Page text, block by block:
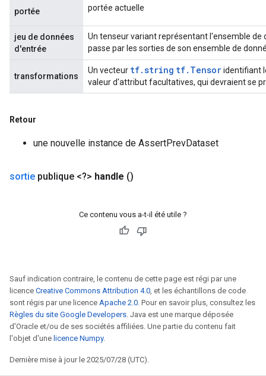
portée portée actuelle
jeu de données
d'entrée
Un tenseur variant représentant l'ensemble
passe par les sorties de son ensemble de
transformations
Un vecteur tf.string tf.Tensoridentifiant
valeur d'attribut facultatives, qui devraient se
Retour
une nouvelle instance de AssertPrevDataset
sortie publique <?> handle ()
Ce contenu vous a-t-il été utile ?
Sauf indication contraire, le contenu de cette page est régi par une
licence Creative Commons Attribution 4.0, et les échantillons de code
sont régis par une licence Apache 2.0. Pour en savoir plus, consultez les
Règles du site Google Developers. Java est une marque déposée
d'Oracle et/ou de ses sociétés affiliées. Une partie du contenu fait
l'objet d'une licence Numpy.
Dernière mise à jour le 2025/07/28 (UTC).